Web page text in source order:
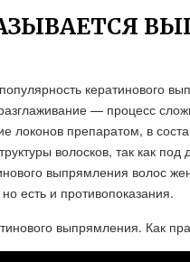
кератинового
— процесс
локонов препаратом, в
волосков, так как
выпрямления волос
есть и противопоказания.
выпрямления. Как